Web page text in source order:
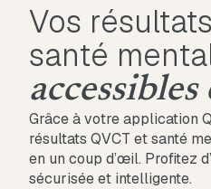
Vos
santé
Grâce à votre application
résultats QVCT et santé
en un coup d’œil. Profitez
sécurisée et intelligente.